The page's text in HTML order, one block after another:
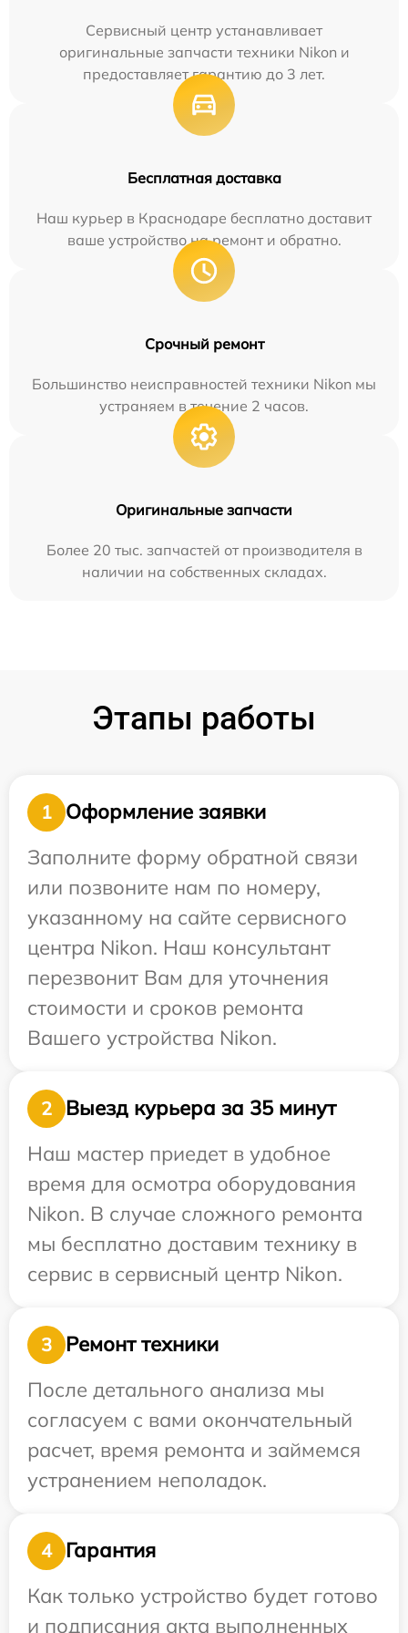
Сервисный центр устанавливает
оригинальные запчасти техники Nikon и
предоставляет гарантию до 3 лет.
Бесплатная доставка
Наш курьер в Краснодаре бесплатно доставит
ваше устройство на ремонт и обратно.
Срочный ремонт
Большинство неисправностей техники Nikon мы
устраняем в течение 2 часов.
Оригинальные запчасти
Более 20 тыс. запчастей от производителя в
наличии на собственных складах.
Этапы работы
1
Оформление заявки
Заполните форму обратной связи
или позвоните нам по номеру,
указанному на сайте сервисного
центра Nikon. Наш консультант
перезвонит Вам для уточнения
стоимости и сроков ремонта
Вашего устройства Nikon.
2
Выезд курьера за 35 минут
Наш мастер приедет в удобное
время для осмотра оборудования
Nikon. В случае сложного ремонта
мы бесплатно доставим технику в
сервис в сервисный центр Nikon.
3
Ремонт техники
После детального анализа мы
согласуем с вами окончательный
расчет, время ремонта и займемся
устранением неполадок.
4
Гарантия
Как только устройство будет готово
и подписания акта выполненных